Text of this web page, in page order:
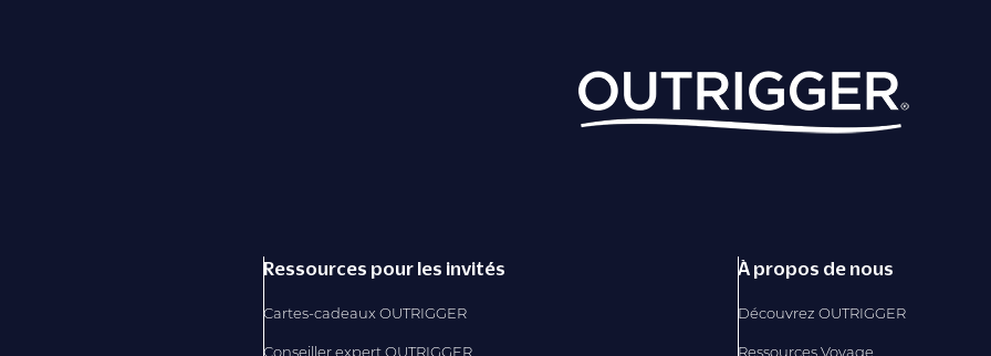
Ressources pour les invités
Cartes-cadeaux OUTRIGGER
Conseiller expert OUTRIGGER
À propos de nous
Découvrez OUTRIGGER
Ressources Voyage